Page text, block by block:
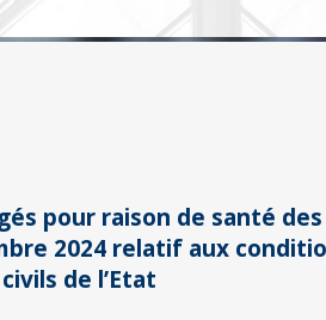
pour raison de santé des
2024 relatif aux
de l’Etat